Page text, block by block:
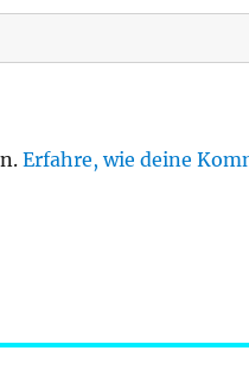
Erfahre, wie deine